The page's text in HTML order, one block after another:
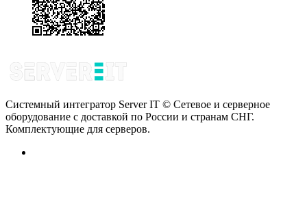
Системный интегратор Server IT © Сетевое и серверное
оборудование с доставкой по России и странам СНГ.
Комплектующие для серверов.